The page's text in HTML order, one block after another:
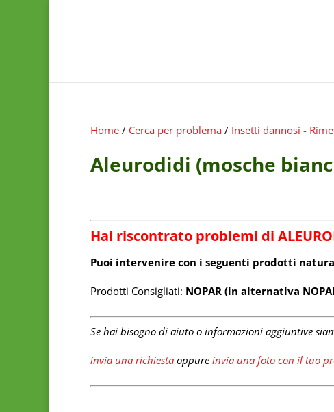
Home / Cerca per problema / Insetti dannosi -
Aleurodidi (mosche
Hai riscontrato problemi di
Puoi intervenire con i seguenti prodotti
Prodotti Consigliati: NOPAR (in alternativa
Se hai bisogno di aiuto o informazioni aggiuntive
invia una richiesta oppure invia una foto con il tuo